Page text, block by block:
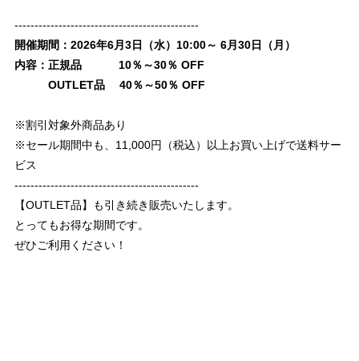
----------------------------------------------
開催期間：2026年6月3日（水）10:00～ 6月30日（月）
内容：正規品 10％～30％ OFF
OUTLET品 40％～50％ OFF
※割引対象外商品あり
※セール期間中も、11,000円（税込）以上お買い上げで送料サー
ビス
----------------------------------------------
【OUTLET品】も引き続き販売いたします。
とってもお得な期間です。
ぜひご利用ください！